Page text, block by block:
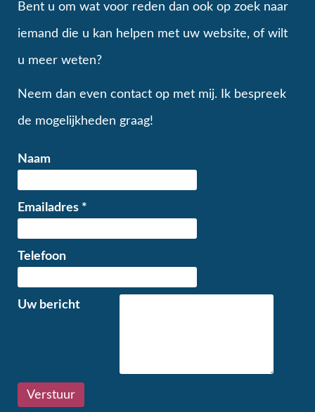
Bent u om wat voor reden dan ook op zoek naar
iemand die u kan helpen met uw website, of wilt
u meer weten?
Neem dan even contact op met mij. Ik bespreek
de mogelijkheden graag!
Naam
Emailadres *
Telefoon
Uw bericht